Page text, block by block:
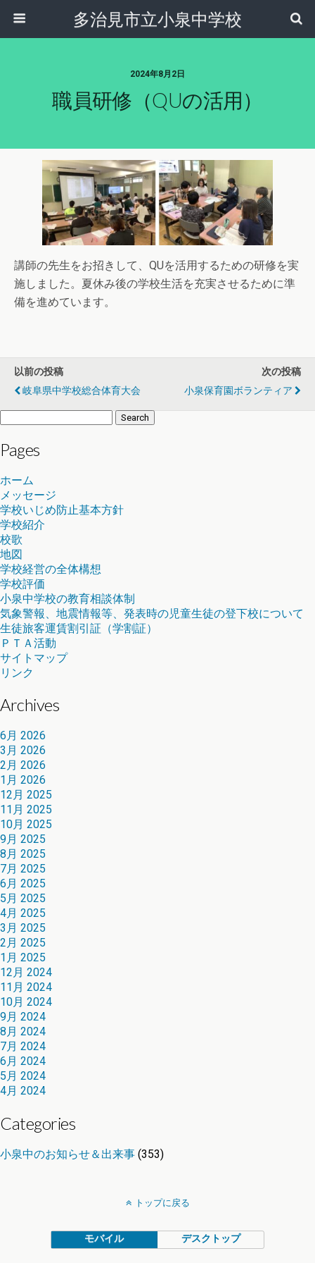
多治見市立小泉中学校
2024年8月2日
職員研修（QUの活用）
講師の先生をお招きして、QUを活用するための研修を実
施しました。夏休み後の学校生活を充実させるために準
備を進めています。
以前の投稿
岐阜県中学校総合体育大会
次の投稿
小泉保育園ボランティア
for:
Pages
ホーム
メッセージ
学校いじめ防止基本方針
学校紹介
校歌
地図
学校経営の全体構想
学校評価
小泉中学校の教育相談体制
気象警報、地震情報等、発表時の児童生徒の登下校について
生徒旅客運賃割引証（学割証）
ＰＴＡ活動
サイトマップ
リンク
Archives
6月 2026
3月 2026
2月 2026
1月 2026
12月 2025
11月 2025
10月 2025
9月 2025
8月 2025
7月 2025
6月 2025
5月 2025
4月 2025
3月 2025
2月 2025
1月 2025
12月 2024
11月 2024
10月 2024
9月 2024
8月 2024
7月 2024
6月 2024
5月 2024
4月 2024
Categories
小泉中のお知らせ＆出来事 (353)
トップに戻る
モバイル デスクトップ